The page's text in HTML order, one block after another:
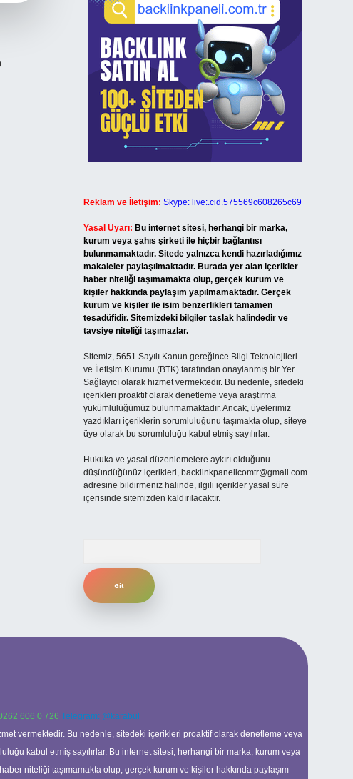
Reklam ve İletişim: Skype: live:.cid.575569c608265c69
Yasal Uyarı: Bu internet sitesi, herhangi bir marka,
kurum veya şahıs şirketi ile hiçbir bağlantısı
bulunmamaktadır. Sitede yalnızca kendi hazırladığımız
makaleler paylaşılmaktadır. Burada yer alan içerikler
haber niteliği taşımamakta olup, gerçek kurum ve
kişiler hakkında paylaşım yapılmamaktadır. Gerçek
kurum ve kişiler ile isim benzerlikleri tamamen
tesadüfidir. Sitemizdeki bilgiler taslak halindedir ve
tavsiye niteliği taşımazlar.
Sitemiz, 5651 Sayılı Kanun gereğince Bilgi Teknolojileri
ve İletişim Kurumu (BTK) tarafından onaylanmış bir Yer
Sağlayıcı olarak hizmet vermektedir. Bu nedenle, sitedeki
içerikleri proaktif olarak denetleme veya araştırma
yükümlülüğümüz bulunmamaktadır. Ancak, üyelerimiz
yazdıkları içeriklerin sorumluluğunu taşımakta olup, siteye
üye olarak bu sorumluluğu kabul etmiş sayılırlar.
Hukuka ve yasal düzenlemelere aykırı olduğunu
düşündüğünüz içerikleri, backlinkpanelicomtr@gmail.com
adresine bildirmeniz halinde, ilgili içerikler yasal süre
içerisinde sitemizden kaldırılacaktır.
606 0 726 Telegram: @karabul
vermektedir. Bu nedenle, sitedeki içerikleri proaktif olarak denetleme veya
kabul etmiş sayılırlar. Bu internet sitesi, herhangi bir marka, kurum veya
niteliği taşımamakta olup, gerçek kurum ve kişiler hakkında paylaşım